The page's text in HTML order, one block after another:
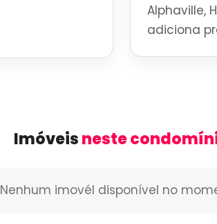
Alphaville,
adiciona
Imóveisneste
Nenhum imovél disponível no